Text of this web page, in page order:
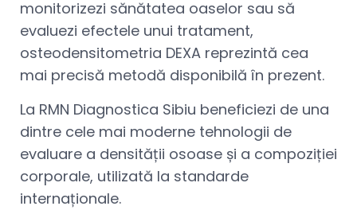
monitorizezi sănătatea oaselor sau să
evaluezi efectele unui tratament,
osteodensitometria DEXA reprezintă cea
mai precisă metodă disponibilă în prezent.
La RMN Diagnostica Sibiu beneficiezi de una
dintre cele mai moderne tehnologii de
evaluare a densității osoase și a compoziției
corporale, utilizată la standarde
internaționale.